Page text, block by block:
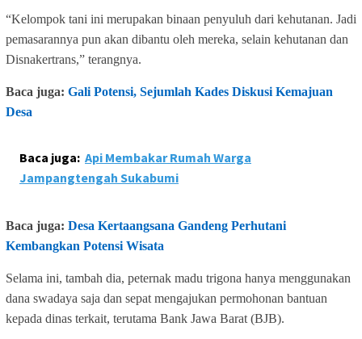
“Kelompok tani ini merupakan binaan penyuluh dari kehutanan. Jadi
pemasarannya pun akan dibantu oleh mereka, selain kehutanan dan
Disnakertrans,” terangnya.
Baca juga: Gali Potensi, Sejumlah Kades Diskusi Kemajuan
Desa
Baca juga: Api Membakar Rumah Warga
Jampangtengah Sukabumi
Baca juga: Desa Kertaangsana Gandeng Perhutani
Kembangkan Potensi Wisata
Selama ini, tambah dia, peternak madu trigona hanya menggunakan
dana swadaya saja dan sepat mengajukan permohonan bantuan
kepada dinas terkait, terutama Bank Jawa Barat (BJB).